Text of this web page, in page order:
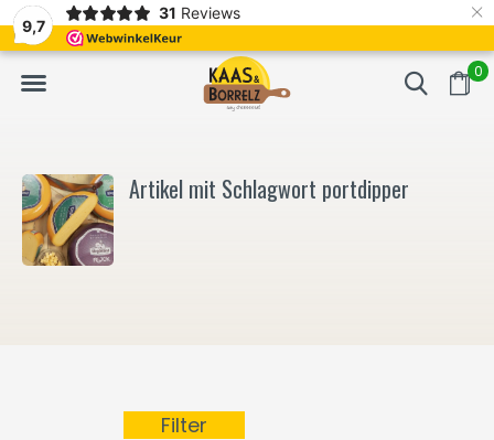
9,7
31 Reviews ×
0
Frisch geschnitten und vakuumverpackt. Meistens Lieferung
Artikel mit Schlagwort portdipper
Filter